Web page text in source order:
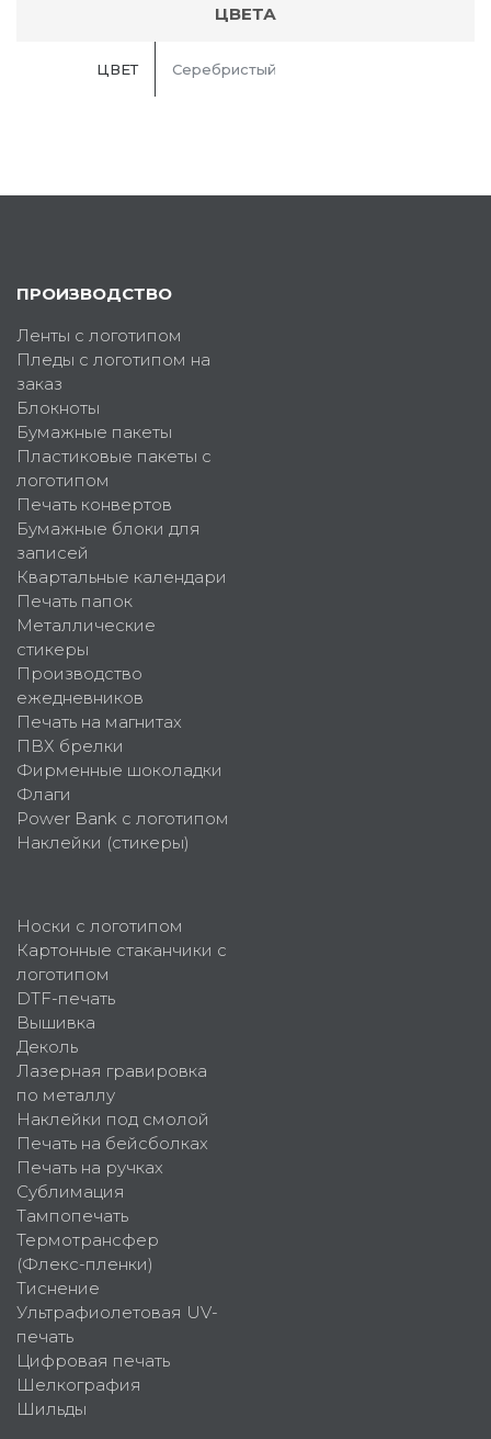
ЦВЕТА
ЦВЕТ Серебристый
ПРОИЗВОДСТВО
Ленты с логотипом
Пледы с логотипом на
заказ
Блокноты
Бумажные пакеты
Пластиковые пакеты с
логотипом
Печать конвертов
Бумажные блоки для
записей
Квартальные календари
Печать папок
Металлические
стикеры
Производство
ежедневников
Печать на магнитах
ПВХ брелки
Фирменные шоколадки
Флаги
Power Bank с логотипом
Наклейки (стикеры)
Носки с логотипом
Картонные стаканчики с
логотипом
DTF-печать
Вышивка
Деколь
Лазерная гравировка
по металлу
Наклейки под смолой
Печать на бейсболках
Печать на ручках
Сублимация
Тампопечать
Термотрансфер
(Флекс-пленки)
Тиснение
Ультрафиолетовая UV-
печать
Цифровая печать
Шелкография
Шильды